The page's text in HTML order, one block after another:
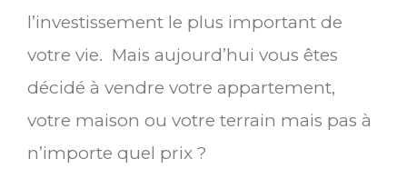
l’investissement le plus important de
votre vie. Mais aujourd’hui vous êtes
décidé à vendre votre appartement,
votre maison ou votre terrain mais pas à
n’importe quel prix ?